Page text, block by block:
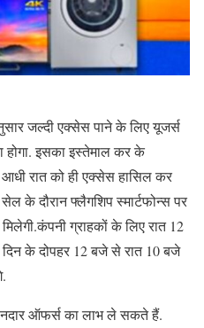
जल्दी एक्सेस पाने के लिए यूजर्स
होगा. इसका इस्तेमाल कर के
आधी रात को ही एक्सेस हासिल कर
दौरान फ्लैगशिप स्मार्टफोन्स पर
ग्राहकों के लिए रात 12
के दोपहर 12 बजे से रात 10 बजे
ऑफर्स का लाभ ले सकते हैं.